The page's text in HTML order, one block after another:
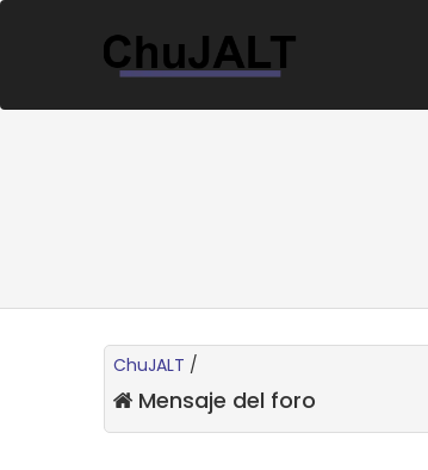
ChuJALT /
Mensaje del foro